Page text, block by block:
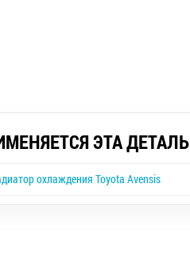
ЭТА ДЕТАЛЬ
охлаждения Toyota Avensis